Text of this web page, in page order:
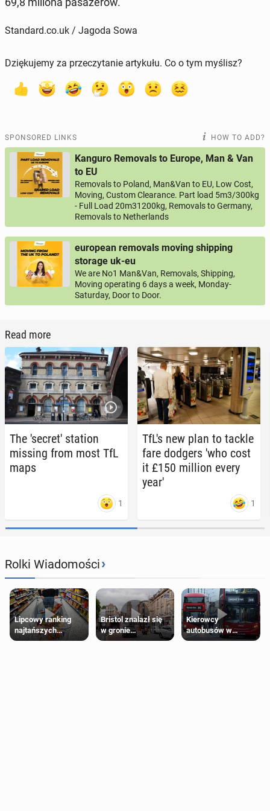
Standard.co.uk / Jagoda Sowa
Dziękujemy za przeczytanie artykułu. Co o tym myślisz?
SPONSORED LINKS HOW TO ADD?
Kanguro Removals to Europe, Man & Van
to EU
Removals to Poland, Man&Van to EU, Low Cost,
Moving, Custom Clearance. Part load 5m3/300kg
- Full Load 20m31200kg, Removals to Germany,
Removals to Netherlands
european removals moving shipping
storage uk-eu
We are No1 Man&Van, Removals, Shipping,
Moving operating 6 days a week, Monday-
Saturday, Door to Door.
Read more
The 'se­cret' station
missing from most TfL
maps
1
TfL's new plan to tackle
fare dodgers 'who cost
it £150 million every
year'
1
Rolki Wiadomości›
Lipcowy ranking
najtańszych
supermarketów
Bristol znalazł się
w gronie
najlepszych
Kierowcy
autobusów w
Londynie